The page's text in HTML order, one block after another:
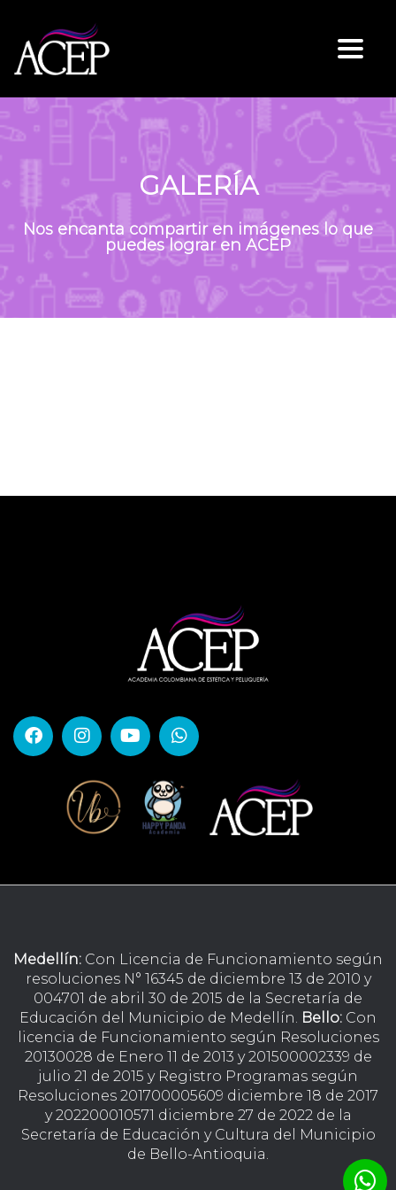
GALERÍA
Nos encanta compartir en imágenes lo que
puedes lograr en ACEP
Medellín: Con Licencia de Funcionamiento según
resoluciones N° 16345 de diciembre 13 de 2010 y
004701 de abril 30 de 2015 de la Secretaría de
Educación del Municipio de Medellín. Bello: Con
licencia de Funcionamiento según Resoluciones
20130028 de Enero 11 de 2013 y 201500002339 de
julio 21 de 2015 y Registro Programas según
Resoluciones 201700005609 diciembre 18 de 2017
y 202200010571 diciembre 27 de 2022 de la
Secretaría de Educación y Cultura del Municipio
de Bello-Antioquia.